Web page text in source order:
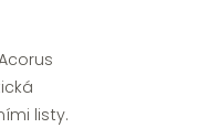
listy.